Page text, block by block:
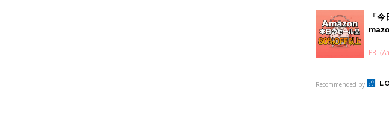
「
PR（
Recommended by